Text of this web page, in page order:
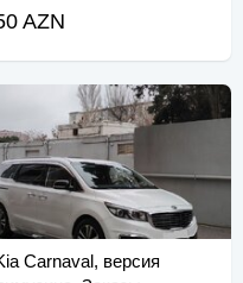
AZN
Carnaval, версия